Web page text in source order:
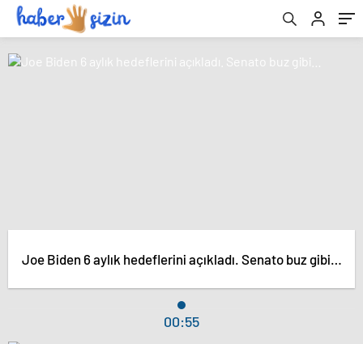
Joe Biden 6 aylık hedeflerini açıkladı. Senato buz gibi…
00:55